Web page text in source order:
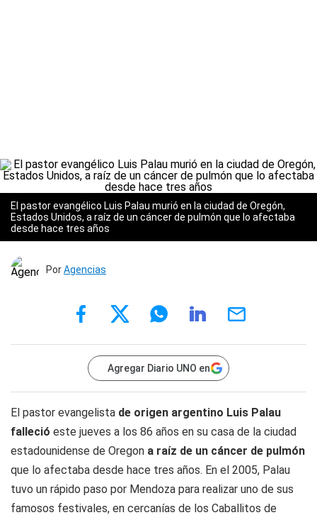
El pastor evangélico Luis Palau murió en la ciudad de Oregón,
Estados Unidos, a raíz de un cáncer de pulmón que lo afectaba
desde hace tres años
PorAgencias
Agregar Diario UNO en
El pastor evangelista de origen argentino Luis Palau
falleció este jueves a los 86 años en su casa de la ciudad
estadounidense de Oregon a raíz de un cáncer de pulmón
que lo afectaba desde hace tres años. En el 2005, Palau
tuvo un rápido paso por Mendoza para realizar uno de sus
famosos festivales, en cercanías de los Caballitos de